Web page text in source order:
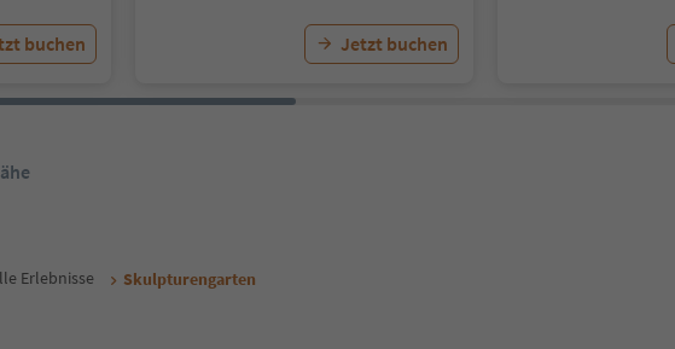
buchen Jetzt buchen
Erlebnisse Skulpturengarten